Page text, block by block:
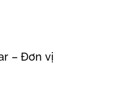
– Đơn vị